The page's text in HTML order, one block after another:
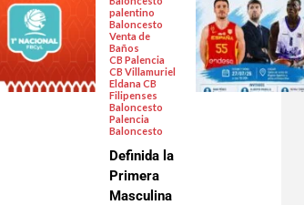
palentino
Baloncesto
Venta de
Baños
CB Palencia
CB Villamuriel
Eldana CB
Filipenses
Baloncesto
Palencia
Baloncesto
Definida la
Primera
Masculina